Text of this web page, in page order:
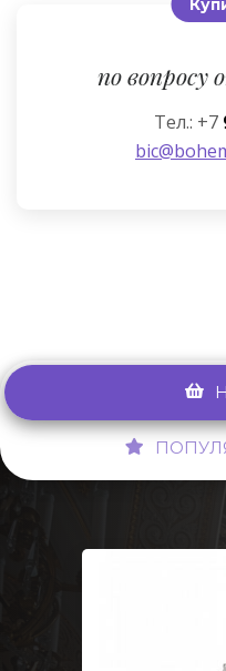
по вопросу
Тел.: +7
117/